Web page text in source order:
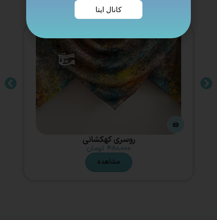
روسری کهکشانی
۴۸۰,۰۰۰ تومان
مشاهده
کانال ایتا